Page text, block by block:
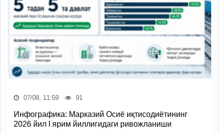
07/08, 11:59 91
Инфографика: Марказий Осиё иқтисодиётининг
2026 йил I ярим йиллигидаги ривожланиши